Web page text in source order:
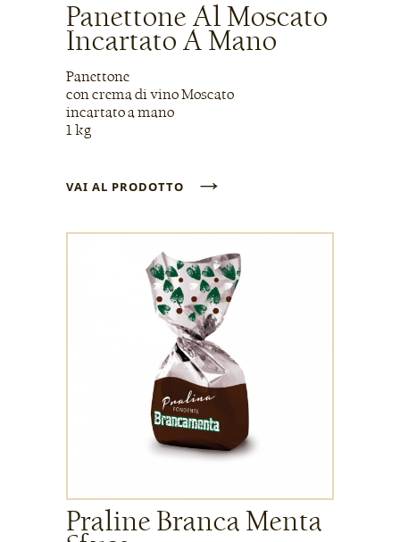
Panettone Al Moscato
Incartato A Mano
Panettone
con crema di vino Moscato
incartato a mano
1 kg
VAI AL PRODOTTO →
Praline Branca Menta